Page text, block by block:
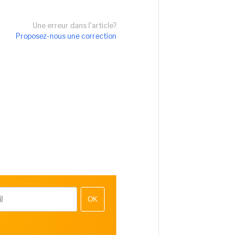
Une erreur dans l'article?
Proposez-nous une correction
OK